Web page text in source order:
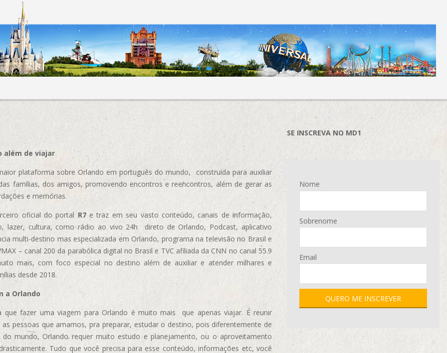
além de viajar
plataforma sobre Orlando em português do mundo, construída para auxiliar
famílias, dos amigos, promovendo encontros e reencontros, além de gerar as
e memórias.
oficial do portal R7e traz em seu vasto conteúdo, canais de informação,
lazer, cultura, como rádio ao vivo 24h direto de Orlando, Podcast, aplicativo
multi-destino mas especializada em Orlando, programa na televisão no Brasil e
– canal 200 da parabólica digital no Brasil e TVC afiliada da CNN no canal 55.9
mais, com foco especial no destino além de auxiliar e atender milhares e
desde 2018.
a Orlando
que fazer uma viagem para Orlando é muito mais que apenas viajar. É reunir
as pessoas que amamos, pra preparar, estudar o destino, pois diferentemente de
do mundo, Orlando requer muito estudo e planejamento, ou o aproveitamento
Tudo que você precisa para esse conteúdo, informações etc, você
SE INSCREVA NO MD1
Nome
Sobrenome
Email